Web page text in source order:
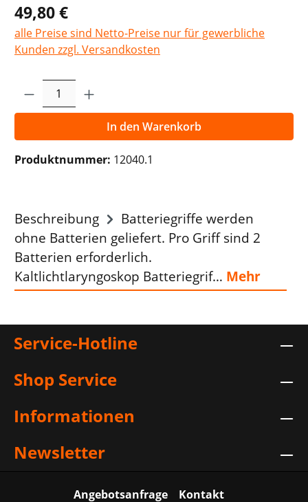
49,80 €
alle Preise sind Netto-Preise nur für gewerbliche
Kunden zzgl. Versandkosten
Produkt Anzahl: Gib den gewünschten
In den Warenkorb
Produktnummer: 12040.1
Beschreibung
Batteriegriffe werden
ohne Batterien geliefert. Pro Griff sind 2
Batterien erforderlich.
Kaltlichtlaryngoskop Batteriegrif… Mehr
Service-Hotline
Shop Service
Informationen
Newsletter
Angebotsanfrage Kontakt